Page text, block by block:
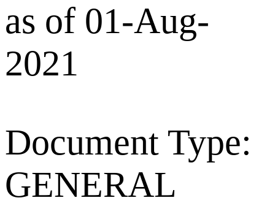
as of 01-Aug-
2021
Document Type:
GENERAL